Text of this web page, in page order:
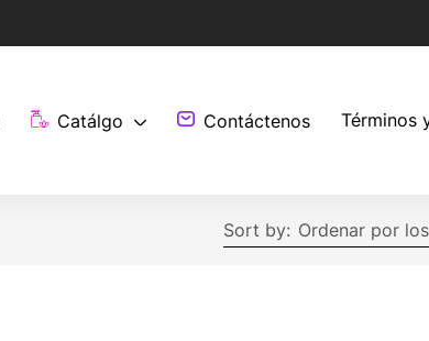
Catálgo Contáctenos Términos
Sort by: Ordenar por